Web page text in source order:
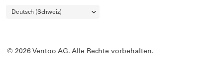
Choose
Deutsch (Schweiz)
© 2026 Ventoo AG. Alle Rechte vorbehalten.